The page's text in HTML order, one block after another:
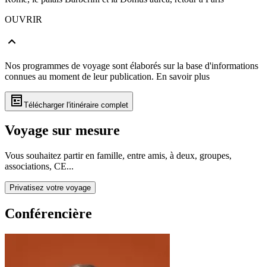
OUVRIR
Nos programmes de voyage sont élaborés sur la base d'informations
connues au moment de leur publication. En savoir plus
Télécharger l'itinéraire complet
Voyage sur mesure
Vous souhaitez partir en famille, entre amis, à deux, groupes,
associations, CE...
Privatisez votre voyage
Conférencière